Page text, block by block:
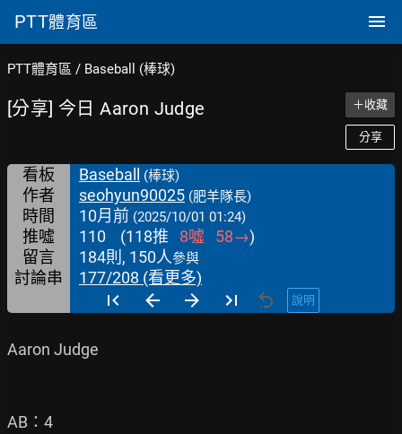
PTT體育區
PTT體育區 / Baseball (棒球)
[分享] 今日 Aaron Judge ＋收藏
分享
看板 Baseball (棒球)
作者 seohyun90025 (肥羊隊長)
時間 10月前 (2025/10/01 01:24)
推噓 110 (118推 8噓 58→)
留言
184則, 150人參與
討論串 177/208 (看更多)
說明
Aaron Judge
AB：4